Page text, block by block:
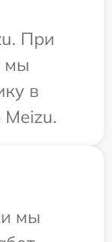
При
мы
в
Meizu.
мы